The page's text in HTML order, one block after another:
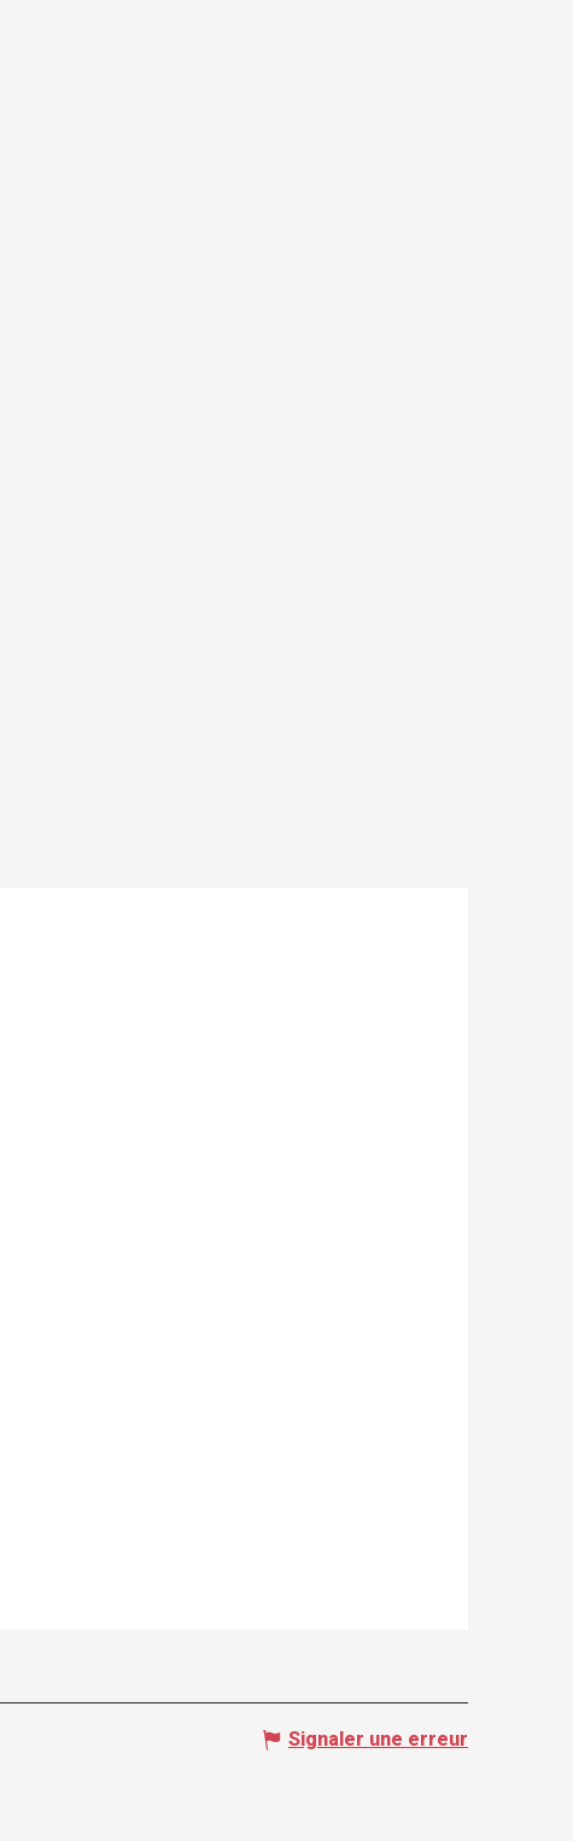
Signaler une erreur